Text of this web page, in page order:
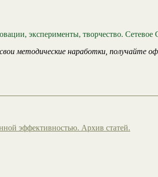
эксперименты, творчество.
методические наработки, получайте
эффективностью. Архив статей.